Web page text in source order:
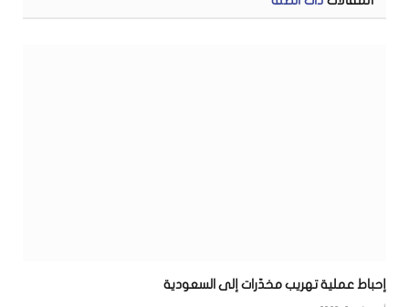
إحباط عملية تهريب مخدّرات إلى السعودية